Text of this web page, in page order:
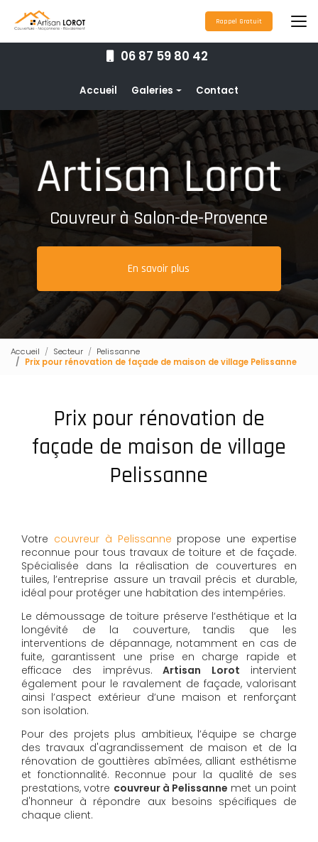
contenu
principal
06 87 59 80 42
Accueil Galeries
Couverture
Nettoyage toiture
Ravalement de façade
Étanchéité toiture
Maçonnerie
Pose de gouttières
Contact
Rappel Gratuit
Couvreur à Salon-de-Provence
En savoir plus
Accueil Secteur
Pelissanne
Prix pour rénovation de façade de maison de village Pelissanne
Prix pour rénovation de
façade de maison de village
Pelissanne
Votre couvreur à Pelissanne propose une expertise
reconnue pour tous travaux de toiture et de façade.
Spécialisée dans la réalisation de couvertures en
tuiles, l’entreprise assure un travail précis et durable,
idéal pour protéger une habitation des intempéries.
Le démoussage de toiture préserve l’esthétique et la
longévité de la couverture, tandis que les
interventions de dépannage, notamment en cas de
fuite, garantissent une prise en charge rapide et
efficace des imprévus. Artisan Lorot intervient
également pour le ravalement de façade, valorisant
ainsi l’aspect extérieur d’une maison et renforçant
son isolation.
Pour des projets plus ambitieux, l’équipe se charge
des travaux d'agrandissement de maison et de la
rénovation de gouttières abîmées, alliant esthétisme
et fonctionnalité. Reconnue pour la qualité de ses
prestations, votre couvreur à Pelissanne met un point
d'honneur à répondre aux besoins spécifiques de
chaque client.